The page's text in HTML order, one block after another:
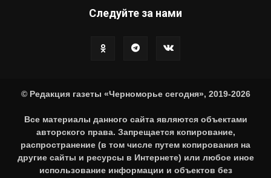
Следуйте за нами
© Редакция газеты «Черноморье сегодня», 2019-2026
Все материалы данного сайта являются объектами
авторского права. Запрещается копирование,
распространение (в том числе путем копирования на
другие сайты и ресурсы в Интернете) или любое иное
использование информации и объектов без